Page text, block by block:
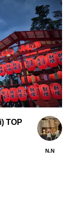
TOP
N.N